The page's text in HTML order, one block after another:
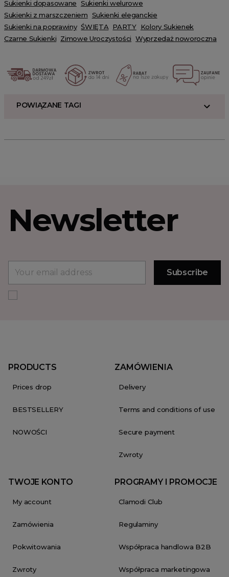
Sukienki dopasowane Sukienki welurowe
Sukienki z marszczeniem Sukienki eleganckie
Sukienki na poprawiny ŚWIĘTA PARTY Kolory Sukienek
Czarne Sukienki Zimowe Uroczystości Wyprzedaż noworoczna
POWIĄZANE TAGI
Newsletter
PRODUCTS
Prices drop
BESTSELLERY
NOWOŚCI
ZAMÓWIENIA
Delivery
Terms and conditions of use
Secure payment
Zwroty
TWOJE KONTO
My account
Zamówienia
Pokwitowania
Zwroty
PROGRAMY I PROMOCJE
Clamodi Club
Regulaminy
Współpraca handlowa B2B
Współpraca marketingowa